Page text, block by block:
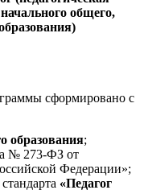
общего,
сформировано с
образования;
№ 273-ФЗ от
Федерации»;
«Педагог